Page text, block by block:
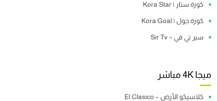
كورة ستار | Kora Star
كورة جول | Kora Goal
سير تي في – Sir Tv
ميجا 4K مباشر
كلاسيكو الأرض – El Clasico